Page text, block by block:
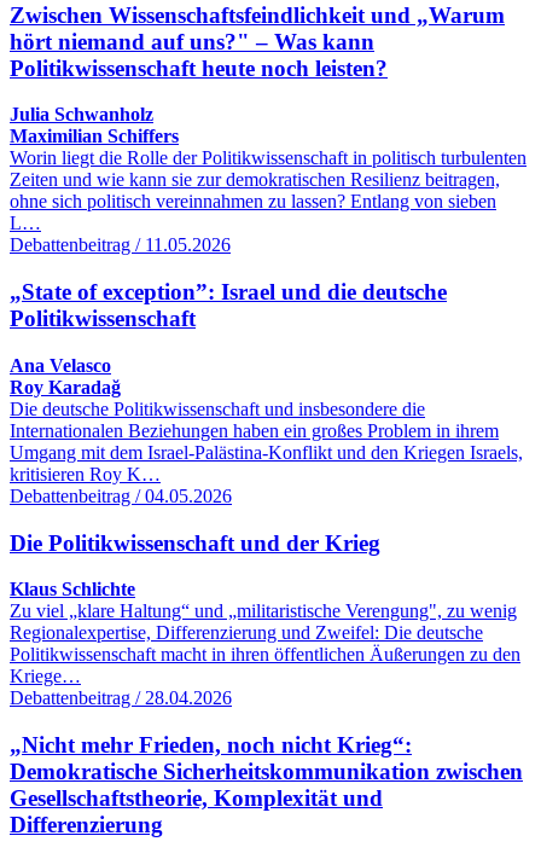
Zwischen Wissenschaftsfeindlichkeit und „Warum
hört niemand auf uns?" – Was kann
Politikwissenschaft heute noch leisten?
Julia Schwanholz
Maximilian Schiffers
Worin liegt die Rolle der Politikwissenschaft in politisch turbulenten
Zeiten und wie kann sie zur demokratischen Resilienz beitragen,
ohne sich politisch vereinnahmen zu lassen? Entlang von sieben
L…
Debattenbeitrag / 11.05.2026
„State of exception”: Israel und die deutsche
Politikwissenschaft
Ana Velasco
Roy Karadağ
Die deutsche Politikwissenschaft und insbesondere die
Internationalen Beziehungen haben ein großes Problem in ihrem
Umgang mit dem Israel-Palästina-Konflikt und den Kriegen Israels,
kritisieren Roy K…
Debattenbeitrag / 04.05.2026
Die Politikwissenschaft und der Krieg
Klaus Schlichte
Zu viel „klare Haltung“ und „militaristische Verengung", zu wenig
Regionalexpertise, Differenzierung und Zweifel: Die deutsche
Politikwissenschaft macht in ihren öffentlichen Äußerungen zu den
Kriege…
Debattenbeitrag / 28.04.2026
„Nicht mehr Frieden, noch nicht Krieg“:
Demokratische Sicherheitskommunikation zwischen
Gesellschaftstheorie, Komplexität und
Differenzierung